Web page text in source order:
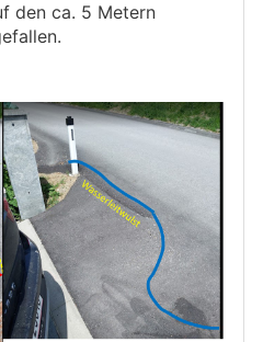
den ca. 5 Metern